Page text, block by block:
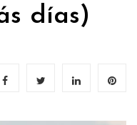
días)